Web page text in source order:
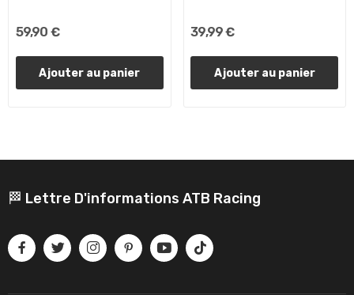
59,90 €
Ajouter au panier
39,99 €
Ajouter au panier
🏁 Lettre D'informations ATB Racing